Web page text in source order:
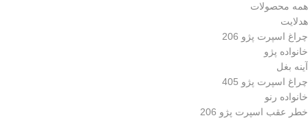
همه محصولات
هدلایت
چراغ اسپرت پژو 206
خانواده پژو
آینه بغل
چراغ اسپرت پژو 405
خانواده رنو
خطر عقب اسپرت پژو 206